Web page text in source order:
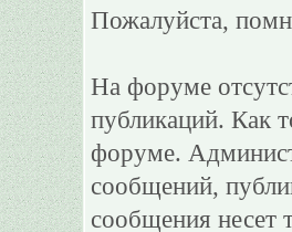
Пожалуйста,
На форуме
публикаций. Как
форуме.
сообщений,
сообщения несет